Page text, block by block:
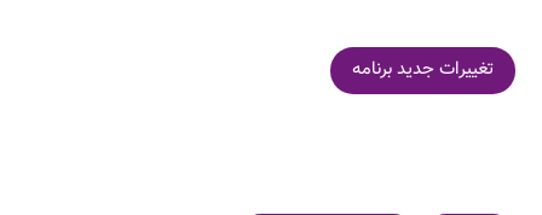
تغییرات جدید برنامه